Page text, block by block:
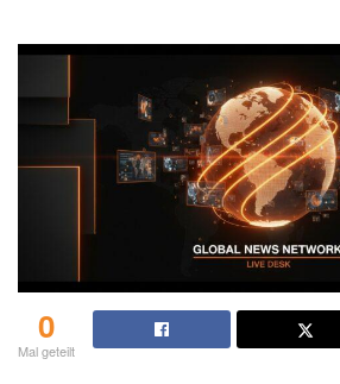
0
Mal geteilt